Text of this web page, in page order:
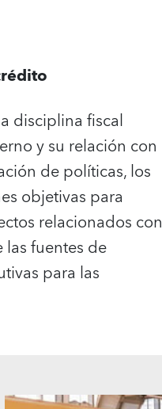
disciplina fiscal
y su relación con
de políticas, los
objetivas para
relacionados con
las fuentes de
para las